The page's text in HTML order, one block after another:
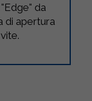
da
di apertura